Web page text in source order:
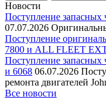
Новости
Поступление запасных
07.07.2026
Поступление
7800 и ALL FLEET
Поступление запасных
и 6068 06.07.2026
ремонта двигателей
Все новости